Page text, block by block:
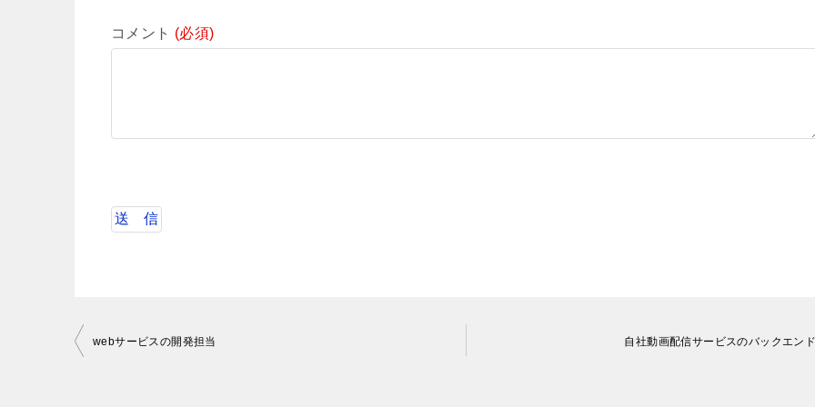
コメント (必須)
投webサービスの開発担当 自社動画配信サービスのバックエン